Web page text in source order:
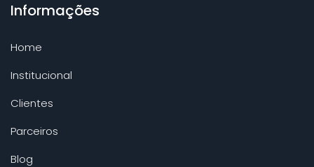
Informações
Home
Institucional
Clientes
Parceiros
Blog